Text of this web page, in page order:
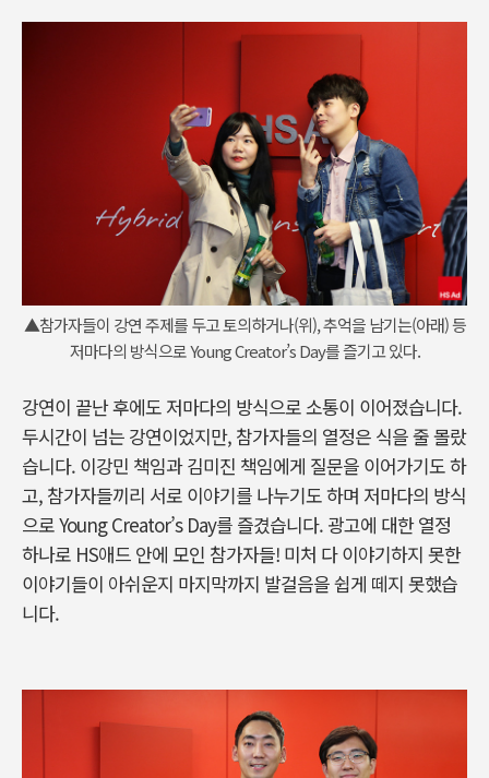
▲참가자들이 강연 주제를 두고 토의하거나(위), 추억을 남기는(아래) 등
저마다의 방식으로 Young Creator’s Day를 즐기고 있다.
강연이 끝난 후에도 저마다의 방식으로 소통이 이어졌습니다.
두시간이 넘는 강연이었지만, 참가자들의 열정은 식을 줄 몰랐
습니다. 이강민 책임과 김미진 책임에게 질문을 이어가기도 하
고, 참가자들끼리 서로 이야기를 나누기도 하며 저마다의 방식
으로 Young Creator’s Day를 즐겼습니다. 광고에 대한 열정
하나로 HS애드 안에 모인 참가자들! 미처 다 이야기하지 못한
이야기들이 아쉬운지 마지막까지 발걸음을 쉽게 떼지 못했습
니다.